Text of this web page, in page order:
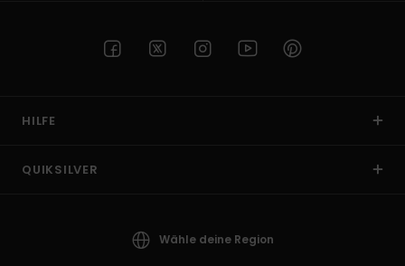
HILFE
QUIKSILVER
Wähle deine Region